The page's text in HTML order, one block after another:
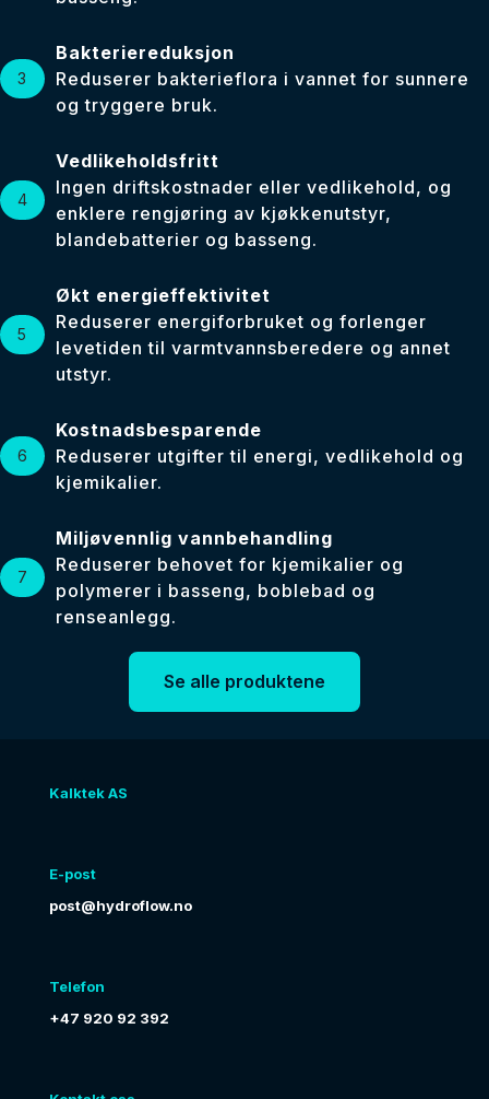
Bakteriereduksjon
Reduserer bakterieflora i vannet for sunnere
og tryggere bruk.
Vedlikeholdsfritt
Ingen driftskostnader eller vedlikehold, og
enklere rengjøring av kjøkkenutstyr,
blandebatterier og basseng.
Økt energieffektivitet
Reduserer energiforbruket og forlenger
levetiden til varmtvannsberedere og annet
utstyr.
Kostnadsbesparende
Reduserer utgifter til energi, vedlikehold og
kjemikalier.
Miljøvennlig vannbehandling
Reduserer behovet for kjemikalier og
polymerer i basseng, boblebad og
renseanlegg.
Se alle produktene
Kalktek AS
E-post
post@hydroflow.no
Telefon
+47 920 92 392